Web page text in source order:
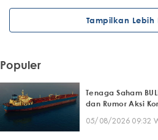
Tampilkan Lebih
Populer
Tenaga Saham
dan Rumor Aksi
05/08/2026 09:32